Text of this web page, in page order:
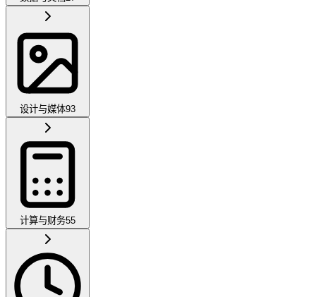
设计与媒体93
计算与财务55